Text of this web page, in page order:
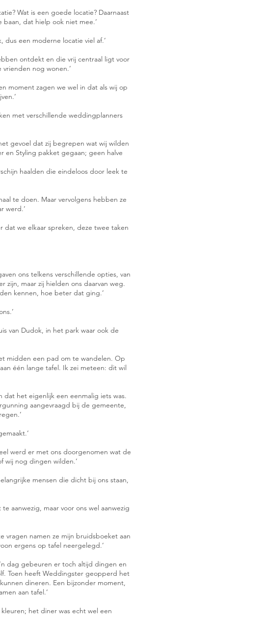
Wat is een goede locatie? Daarnaast
dat hielp ook niet mee.’
dus een moderne locatie viel af.’
ontdekt en die vrij centraal ligt voor
vrienden nog wonen.’
moment zagen we wel in dat als wij op
met verschillende weddingplanners
gevoel dat zij begrepen wat wij wilden
en Styling pakket gegaan; geen halve
haalden die eindeloos door leek te
te doen. Maar vervolgens hebben ze
werd.’
we elkaar spreken, deze twee taken
ons telkens verschillende opties, van
zijn, maar zij hielden ons daarvan weg.
kennen, hoe beter dat ging.’
van Dudok, in het park waar ook de
midden een pad om te wandelen. Op
één lange tafel. Ik zei meteen: dit wil
dat het eigenlijk een eenmalig iets was.
aangevraagd bij de gemeente,
werd er met ons doorgenomen wat de
wij nog dingen wilden.’
mensen die dicht bij ons staan,
aanwezig, maar voor ons wel aanwezig
vragen namen ze mijn bruidsboeket aan
ergens op tafel neergelegd.’
dag gebeuren er toch altijd dingen en
Toen heeft Weddingster geopperd het
dineren. Een bijzonder moment,
aan tafel.’
het diner was echt wel een